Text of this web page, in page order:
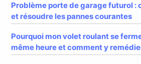
Problème porte de garage futurol
et résoudre les pannes courantes
Pourquoi mon volet roulant se
même heure et comment y